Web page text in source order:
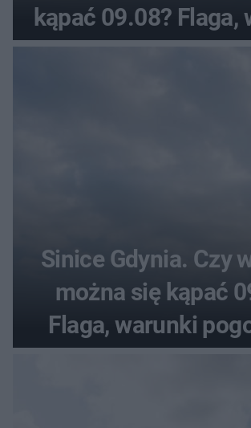
kąpać 09.08? Flaga,
Sinice Gdynia. Czy
można się kąpać
Flaga, warunki